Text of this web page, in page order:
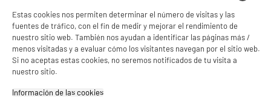
NO SOLO TENEMOS LOS MEJORES PRECIOS
101.669 opiniones
Estas cookies nos permiten determinar el número de visitas y las
fuentes de tráfico, con el fin de medir y mejorar el rendimiento de
nuestro sitio web. También nos ayudan a identificar las páginas más /
menos visitadas y a evaluar cómo los visitantes navegan por el sitio web.
Si no aceptas estas cookies, no seremos notificados de tu visita a
nuestro sitio.
Información de las cookies‎